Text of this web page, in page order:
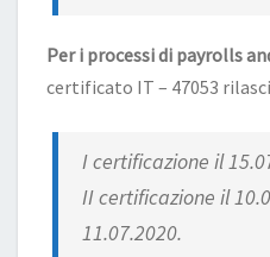
Per i processi di payrolls
certificato IT – 47053
I certificazione il
II certificazione il
11.07.2020.